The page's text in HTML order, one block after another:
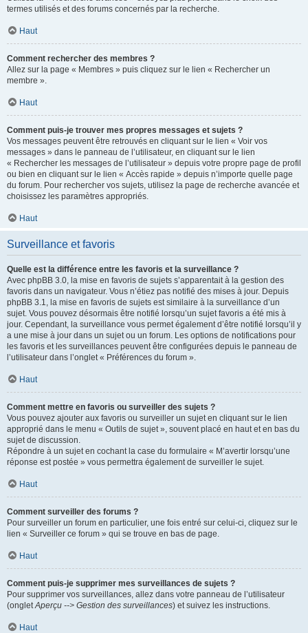
termes utilisés et des forums concernés par la recherche.
Haut
Comment rechercher des membres ?
Allez sur la page « Membres » puis cliquez sur le lien « Rechercher un
membre ».
Haut
Comment puis-je trouver mes propres messages et sujets ?
Vos messages peuvent être retrouvés en cliquant sur le lien « Voir vos
messages » dans le panneau de l’utilisateur, en cliquant sur le lien
« Rechercher les messages de l’utilisateur » depuis votre propre page de profil
ou bien en cliquant sur le lien « Accès rapide » depuis n’importe quelle page
du forum. Pour rechercher vos sujets, utilisez la page de recherche avancée et
choisissez les paramètres appropriés.
Haut
Surveillance et favoris
Quelle est la différence entre les favoris et la surveillance ?
Avec phpBB 3.0, la mise en favoris de sujets s’apparentait à la gestion des
favoris dans un navigateur. Vous n’étiez pas notifié des mises à jour. Depuis
phpBB 3.1, la mise en favoris de sujets est similaire à la surveillance d’un
sujet. Vous pouvez désormais être notifié lorsqu’un sujet favoris a été mis à
jour. Cependant, la surveillance vous permet également d’être notifié lorsqu’il y
a une mise à jour dans un sujet ou un forum. Les options de notifications pour
les favoris et les surveillances peuvent être configurées depuis le panneau de
l’utilisateur dans l’onglet « Préférences du forum ».
Haut
Comment mettre en favoris ou surveiller des sujets ?
Vous pouvez ajouter aux favoris ou surveiller un sujet en cliquant sur le lien
approprié dans le menu « Outils de sujet », souvent placé en haut et en bas du
sujet de discussion.
Répondre à un sujet en cochant la case du formulaire « M’avertir lorsqu’une
réponse est postée » vous permettra également de surveiller le sujet.
Haut
Comment surveiller des forums ?
Pour surveiller un forum en particulier, une fois entré sur celui-ci, cliquez sur le
lien « Surveiller ce forum » qui se trouve en bas de page.
Haut
Comment puis-je supprimer mes surveillances de sujets ?
Pour supprimer vos surveillances, allez dans votre panneau de l’utilisateur
(ongletAperçu --> Gestion des surveillances) et suivez les instructions.
Haut